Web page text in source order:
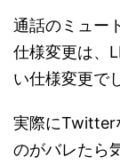
通話のミュー
仕様変更は、
い仕様変更で
実際にTwitter
のがバレたら